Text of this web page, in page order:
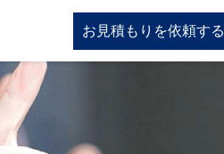
ビデオのダウンロード
お見積もりを依頼する